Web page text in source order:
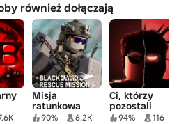
również dołączają
Misja
ratunkowa
Blackhawk 5
90% 6.2K
Ci, którzy
pozostali
94% 116